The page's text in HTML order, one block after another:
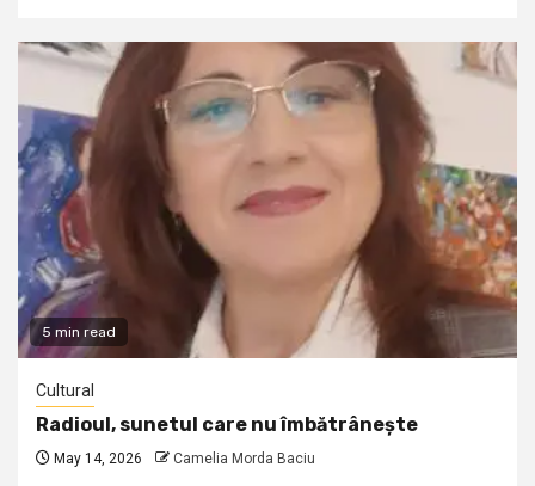
5 min read
Cultural
Radioul, sunetul care nu îmbătrânește
May 14, 2026 Camelia Morda Baciu